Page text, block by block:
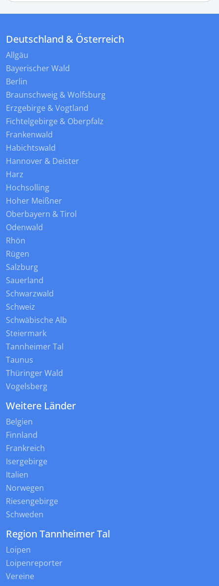
Deutschland & Österreich
Allgäu
Bayerischer Wald
Berlin
Braunschweig & Wolfsburg
Erzgebirge & Vogtland
Fichtelgebirge & Oberpfalz
Frankenwald
Habichtswald
Hannover & Deister
Harz
Hochsolling
Hoher Meißner
Oberbayern & Tirol
Odenwald
Rhön
Rügen
Salzburg
Sauerland
Schwarzwald
Schweiz
Schwäbische Alb
Steiermark
Tannheimer Tal
Taunus
Thüringer Wald
Vogelsberg
Weitere Länder
Belgien
Finnland
Frankreich
Isergebirge
Italien
Norwegen
Riesengebirge
Schweden
Region Tannheimer Tal
Loipen
Loipenreporter
Vereine